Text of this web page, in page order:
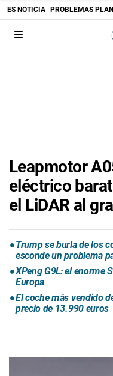
ES NOTICIA PROBLEMAS
Leapmotor
eléctrico
el LiDAR al
Trump se burla de los
esconde un problema
XPeng G9L: el enorme
Europa
El coche más vendido
precio de 13.990 euros